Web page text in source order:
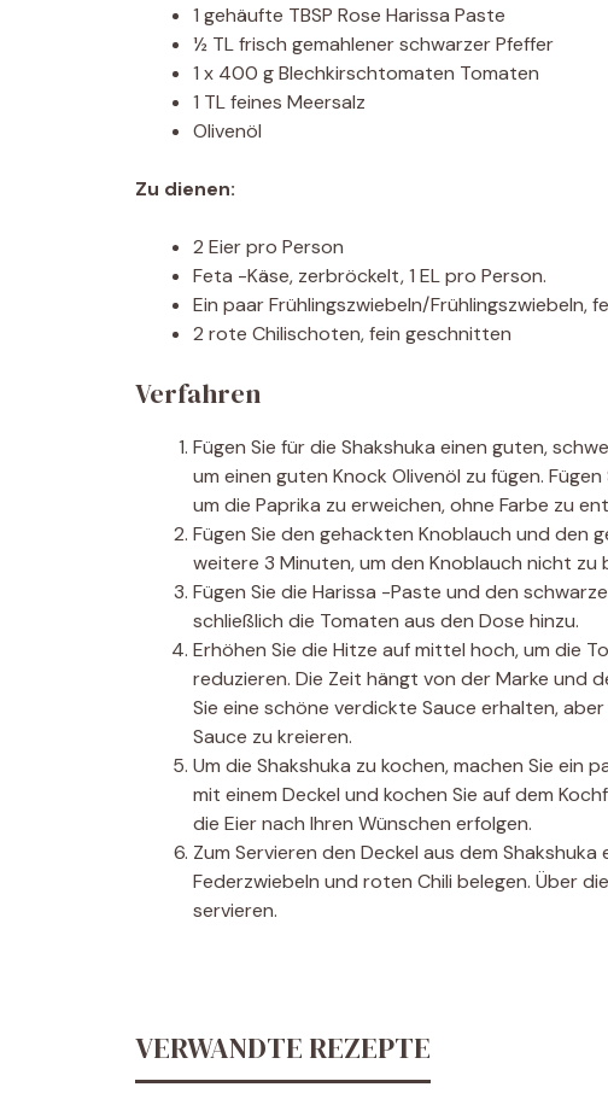
1 gehäufte TBSP Rose Harissa Paste
½ TL frisch gemahlener schwarzer Pfeffer
1 x 400 g Blechkirschtomaten Tomaten
1 TL feines Meersalz
Olivenöl
Zu dienen:
2 Eier pro Person
Feta -Käse, zerbröckelt, 1 EL pro Person.
Ein paar Frühlingszwiebeln/Frühlingszwiebeln,
2 rote Chilischoten, fein geschnitten
Verfahren
Fügen Sie für die Shakshuka einen guten,
um einen guten Knock Olivenöl zu fügen.
um die Paprika zu erweichen, ohne Farbe zu
Fügen Sie den gehackten Knoblauch und den
weitere 3 Minuten, um den Knoblauch nicht zu
Fügen Sie die Harissa -Paste und den
schließlich die Tomaten aus den Dose hinzu.
Erhöhen Sie die Hitze auf mittel hoch, um die
reduzieren. Die Zeit hängt von der Marke und
Sie eine schöne verdickte Sauce erhalten,
Sauce zu kreieren.
Um die Shakshuka zu kochen, machen Sie ein
mit einem Deckel und kochen Sie auf dem
die Eier nach Ihren Wünschen erfolgen.
Zum Servieren den Deckel aus dem
Federzwiebeln und roten Chili belegen. Über
servieren.
VERWANDTE REZEPTE